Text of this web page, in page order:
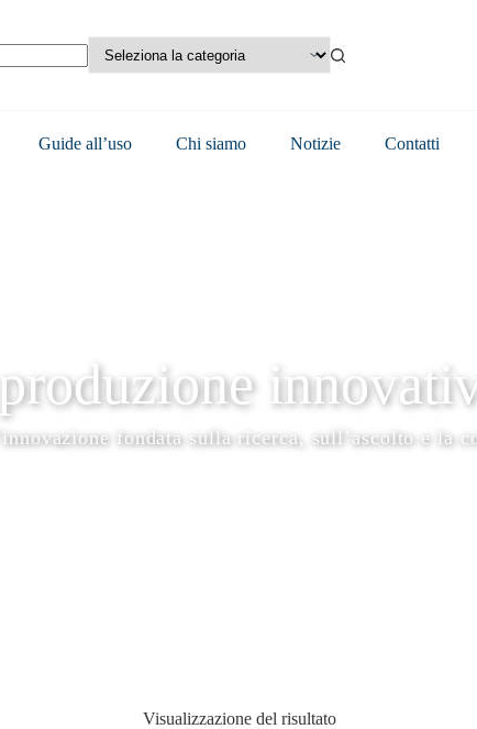
Guide all’uso Chi siamo Notizie Contatti
fondata sulla ricerca, sull’ascolto e la
Visualizzazione del risultato